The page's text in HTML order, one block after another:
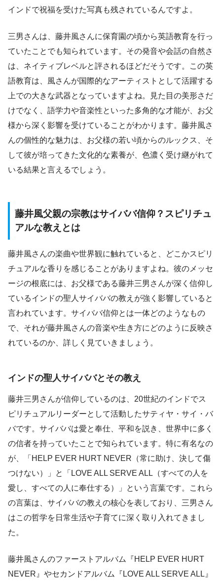
インドで祝福を受けた写真も残されているんですよ。
三男さんは、藤井風さんに保育園の頃から英語教育を行っ
ていたことでも知られています。その発音や会話の自然さ
は、ネイティブレベルと評されるほどだそうです。この英
語教育は、風さんが国際的なアーティストとして活躍する
上での大きな武器となっていますよね。見た目の美形さだ
けでなく、語学力や音楽性といった多角的な才能が、お父
様から深く影響を受けていることがわかります。藤井風さ
んの個性的な魅力は、お父様の若い頃からのルックス、そ
して彼が培ってきた文化的な素養が、色濃く受け継がれて
いる結果と言えるでしょう。
藤井風父親の宗教はサイババ信仰？スピリチュ
アルな教えとは
藤井風さんの楽曲や世界観に触れていると、どこかスピリ
チュアルな香りを感じることがありますよね。彼のメッセ
ージの根底には、お父様である藤井三男さんが深く信仰し
ているインドの聖人サイババの教えが強く影響していると
言われています。サイババ信仰とは一体どのようなもの
で、それが藤井風さんの音楽や生き方にどのように反映さ
れているのか、詳しく見ていきましょう。
インドの聖人サイババとその教え
藤井三男さんが信仰しているのは、20世紀のインドでス
ピリチュアルリーダーとして活動したサティヤ・サイ・バ
バです。サイババは愛と奉仕、平和を説き、世界中に多く
の信者を持っていたことで知られています。特に有名なの
が、「HELP EVER HURT NEVER（常に助け、決して傷
つけない）」と「LOVE ALL SERVE ALL（すべての人を
愛し、すべての人に奉仕する）」という言葉です。これら
の言葉は、サイババの教えの核心を表しており、三男さん
はこの哲学を日常生活や子育てに深く取り入れてきまし
た。
藤井風さんのファーストアルバム『HELP EVER HURT
NEVER』やセカンドアルバム『LOVE ALL SERVE ALL』